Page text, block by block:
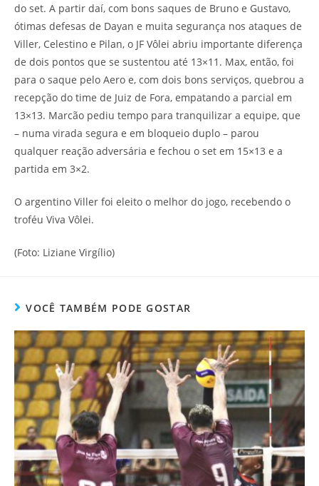
do set. A partir daí, com bons saques de Bruno e Gustavo,
ótimas defesas de Dayan e muita segurança nos ataques de
Viller, Celestino e Pilan, o JF Vôlei abriu importante diferença
de dois pontos que se sustentou até 13×11. Max, então, foi
para o saque pelo Aero e, com dois bons serviços, quebrou a
recepção do time de Juiz de Fora, empatando a parcial em
13×13. Marcão pediu tempo para tranquilizar a equipe, que
– numa virada segura e em bloqueio duplo – parou
qualquer reação adversária e fechou o set em 15×13 e a
partida em 3×2.
O argentino Viller foi eleito o melhor do jogo, recebendo o
troféu Viva Vôlei.
(Foto: Liziane Virgílio)
VOCÊ TAMBÉM PODE GOSTAR